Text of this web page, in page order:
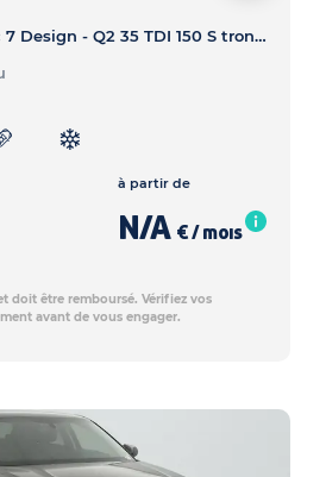
35 TDI 150 S tronic 7 Design - Q2 35 TDI 150 S tronic 7 Design
à partir de
N/A € / mois
doit être remboursé. Vérifiez vos
avant de vous engager.